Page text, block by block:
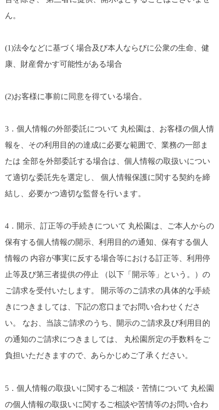
ん。
(1)法令などに基づく場合及び本人ならびに公衆の生命、健
康、財産脅かす可能性がある場合
(2)お客様に事前に同意を得ている場合。
3．個人情報の外部委託について 丸松園は、お客様の個人情
報を、その利用目的の達成に必要な範囲で、業務の一部ま
たは 全部を外部委託する場合は、個人情報の取扱いについ
て適切な委託先を選定し、 個人情報保護に関する契約を締
結し、必要かつ適切な監督を行います。
4．開示、訂正等の手続きについて 丸松園は、ご本人からの
保有する個人情報の開示、利用目的の通知、保有する個人
情報の 内容が事実に反する場合等における訂正等、利用停
止等及び第三者提供の停止 （以下「開示等」という。）の
ご請求を受付いたします。 開示等のご請求の具体的な手続
きにつきましては、下記の窓口までお問い合わせくださ
い。 なお、当該ご請求のうち、開示のご請求及び利用目的
の通知のご請求につきましては、 丸松園所定の手数料をご
負担いただきますので、あらかじめご了承ください。
5．個人情報の取扱いに関するご相談・苦情について 丸松園
の個人情報の取扱いに関するご相談や苦情等のお問い合わ